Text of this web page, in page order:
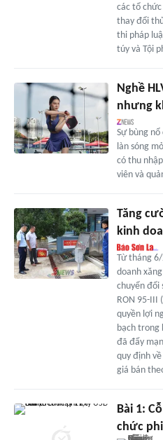
các tổ
thay đổi
thi pháp
túy và Tội
Nghề
nhưng
Sự bùng
làn sóng
có thu
viên và
Tăng
kinh
Từ tháng
doanh
chuyển đổi
RON 95-III
quyền lợi
bạch trong
đã đẩy
quy định
giá bán
Bài 1:
chức